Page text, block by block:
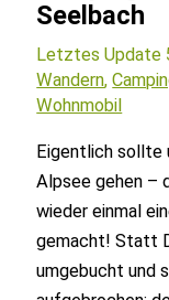
Seelbach
Letztes Update
Wandern,
Wohnmobil
Eigentlich sollte
Alpsee gehen –
wieder einmal
gemacht! Statt
umgebucht und